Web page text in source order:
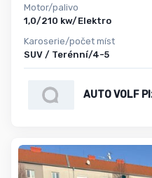
Motor/palivo
1,0/210 kw/Elektro
Karoserie/počet míst
SUV / Terénní/4-5
AUTO VOLF